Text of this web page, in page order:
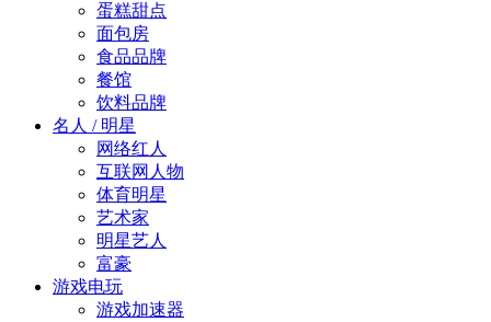
蛋糕甜点
面包房
食品品牌
餐馆
饮料品牌
名人 / 明星
网络红人
互联网人物
体育明星
艺术家
明星艺人
富豪
游戏电玩
游戏加速器